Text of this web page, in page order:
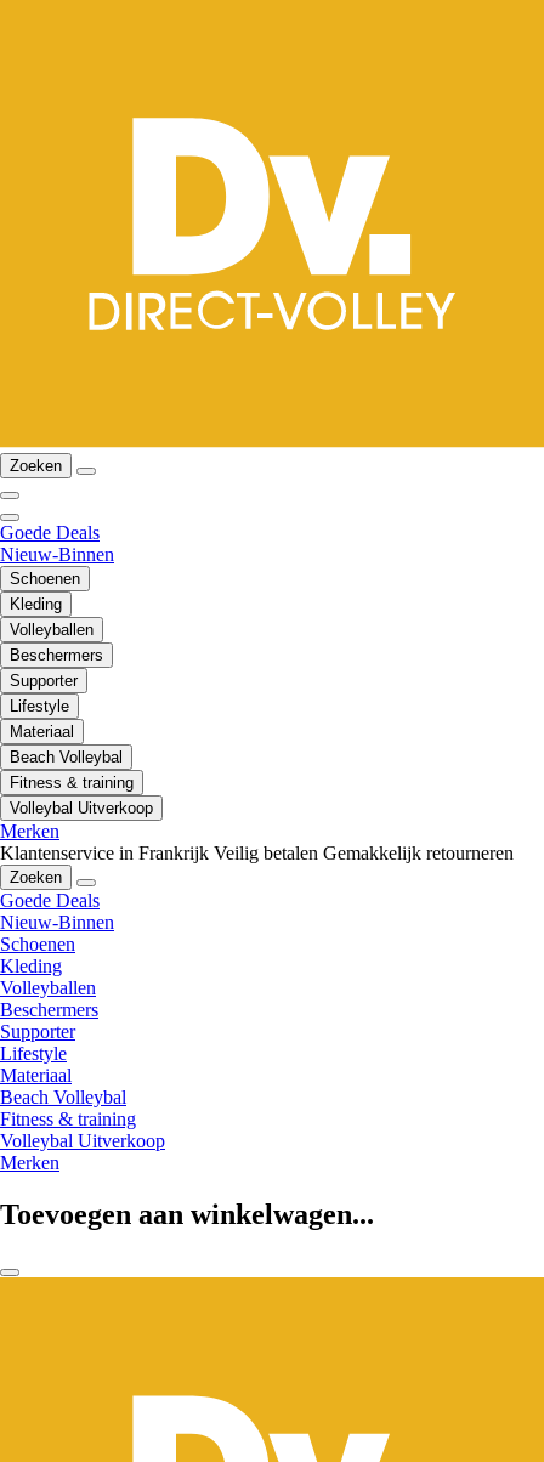
Zoeken
Goede Deals
Nieuw-Binnen
Schoenen
Kleding
Volleyballen
Beschermers
Supporter
Lifestyle
Materiaal
Beach Volleybal
Fitness & training
Volleybal Uitverkoop
Merken
Klantenservice in Frankrijk Veilig betalen Gemakkelijk retourneren
Zoeken
Goede Deals
Nieuw-Binnen
Schoenen
Kleding
Volleyballen
Beschermers
Supporter
Lifestyle
Materiaal
Beach Volleybal
Fitness & training
Volleybal Uitverkoop
Merken
Toevoegen aan winkelwagen...